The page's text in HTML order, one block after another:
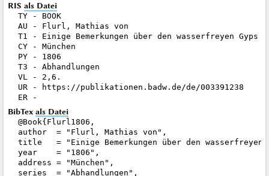
RIS als Datei
TY - BOOK
AU - Flurl, Mathias von
T1 - Einige Bemerkungen über den wasserfreyen
CY - München
PY - 1806
T3 - Abhandlungen
VL - 2,6.
UR - https://publikationen.badw.de/de/003391238
BibTex als Datei
@Book{Flurl1806,
author  = "Flurl, Mathias von",
title   = "Einige Bemerkungen über den
year    = "1806",
address = "München",
series  = "Abhandlungen",